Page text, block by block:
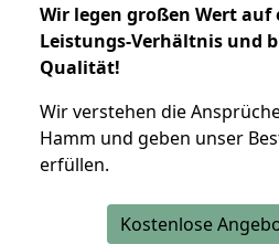
Wir legen großen Wert auf
Leistungs-Verhältnis und
Qualität!
Wir verstehen die
Hamm und geben unser
erfüllen.
Kostenlose